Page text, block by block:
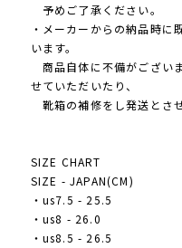
予めご了承ください。
・メーカーからの納品時に
います。
商品自体に不備がござい
せていただいたり、
靴箱の補修をし発送とさ
SIZE CHART
SIZE - JAPAN(CM)
・us7.5 - 25.5
・us8 - 26.0
・us8.5 - 26.5